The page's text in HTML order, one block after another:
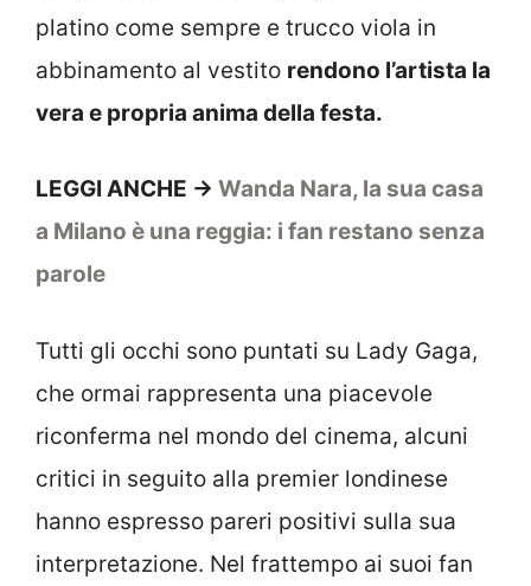
platino come sempre e trucco viola in
abbinamento al vestito rendono l’artista la
vera e propria anima della festa.
LEGGI ANCHE -> Wanda Nara, la sua casa
a Milano è una reggia: i fan restano senza
parole
Tutti gli occhi sono puntati su Lady Gaga,
che ormai rappresenta una piacevole
riconferma nel mondo del cinema, alcuni
critici in seguito alla premier londinese
hanno espresso pareri positivi sulla sua
interpretazione. Nel frattempo ai suoi fan